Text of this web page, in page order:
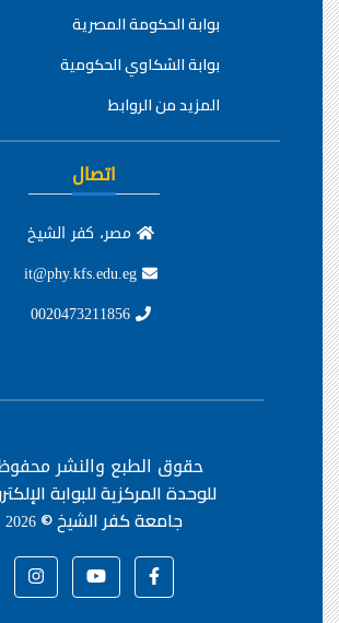
بوابة الحكومة المصرية
بوابة الشكاوي الحكومية
المزيد من الروابط
اتصال
مصر، كفر الشيخ
حقوق الطبع والنشر
للوحدة المركزية للبوابة
جامعة كفر الشيخ ©2026